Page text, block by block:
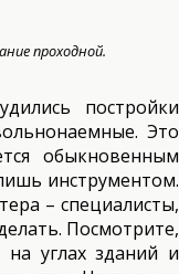
проходной.
постройки
Это
обыкновенным
инструментом.
– специалисты,
Посмотрите,
углах зданий и